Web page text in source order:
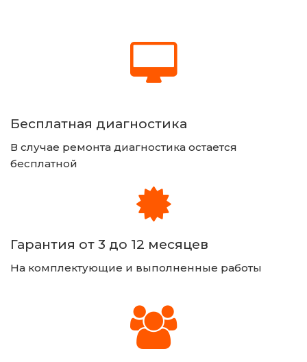
Бесплатная диагностика
В случае ремонта диагностика остается
бесплатной
Гарантия от 3 до 12 месяцев
На комплектующие и выполненные работы